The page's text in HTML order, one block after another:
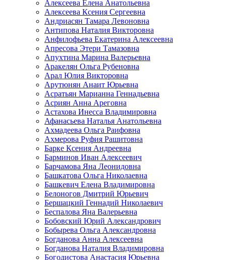
Алексеева Елена Анатольевна
Алексеева Ксения Сергеевна
Андриасян Тамара Левоновна
Антипова Наталия Викторовна
Анфилофьева Екатерина Алексеевна
Апресова Этери Тамазовна
Апухтина Марина Валерьевна
Аракелян Ольга Рубеновна
Арал Юлия Викторовна
Арутюнян Анаит Юрьевна
Асратьян Марианна Геннадьевна
Асриян Анна Ареговна
Астахова Инесса Владимировна
Афанасьева Наталья Анатольевна
Ахмадеева Ольга Раифовна
Ахмерова Руфия Рашитовна
Барке Ксения Андреевна
Барминов Иван Алексеевич
Барчамова Яна Леонидовна
Башкатова Ольга Николаевна
Башкевич Елена Владимировна
Белоногов Дмитрий Юрьевич
Бершацкий Геннадий Николаевич
Беспалова Яна Валерьевна
Бобовский Юрий Александрович
Бобырева Ольга Александровна
Богданова Анна Алексеевна
Богданова Наталия Владимировна
Богодистова Анастасия Юрьевна